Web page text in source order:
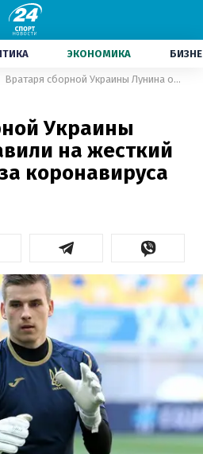
ЭКОНОМИКА
Вратаря сборной Украины Лунина отправили на жесткий карантин из-за коронавируса
Украины
на жесткий
коронавируса